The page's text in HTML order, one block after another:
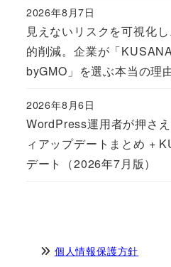
見えないリスクを可視化
的削減。企業が「
byGMO」を選ぶ本当の理
Published
2026年8月7日
WordPress運用者が押さ
ィアップデートまとめ +
デート（2026年7月版）
Published
2026年8月6日
個人情報保護方針